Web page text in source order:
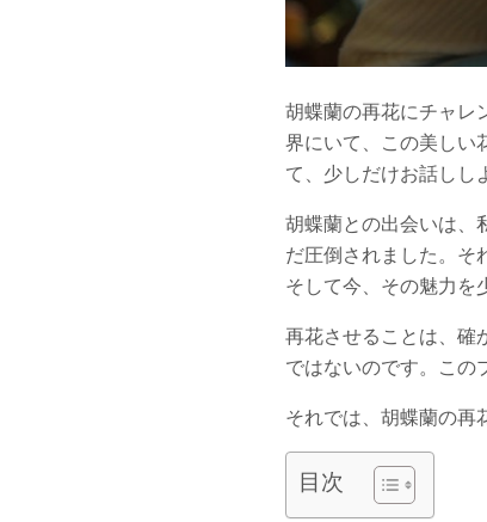
胡蝶蘭の再花にチャレ
界にいて、この美しい
て、少しだけお話しし
胡蝶蘭との出会いは、
だ圧倒されました。そ
そして今、その魅力を
再花させることは、確
ではないのです。この
それでは、胡蝶蘭の再
目次